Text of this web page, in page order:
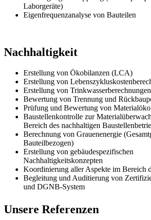
Laborgeräte)
Eigenfrequenzanalyse von Bauteilen
Nachhaltigkeit
Erstellung von Ökobilanzen (LCA)
Erstellung von
Erstellung von Trinkwasserberechnungen
Bewertung von Trennung und
Prüfung und Bewertung von
Baustellenkontrolle zur
Bereich des nachhaltigen
Berechnung von Grauenenergie
Bauteilbezogen)
Erstellung von gebäudespezifischen
Nachhaltigkeitskonzepten
Koordinierung aller Aspekte im Bereich
Begleitung und Auditierung von
und DGNB-System
Unsere Referenzen